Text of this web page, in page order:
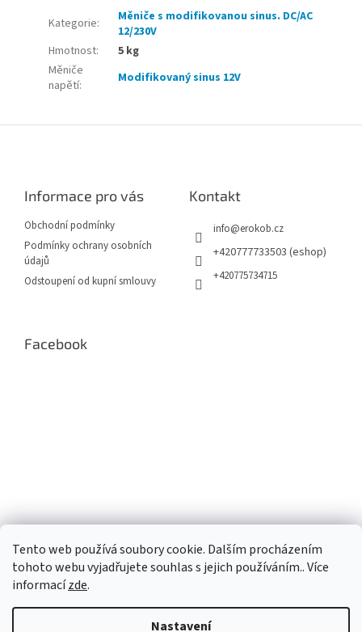
Tento web používá soubory cookie. Dalším procházením
tohoto webu vyjadřujete souhlas s jejich používáním.. Více
informacízde.
Nastavení
Kategorie:
Měniče s modifikovanou sinus. DC/AC
12/230V
Hmotnost:
5 kg
Měniče
napětí: Modifikovaný sinus 12V
Informace pro vás
Obchodní podmínky
Podmínky ochrany osobních
údajů
Odstoupení od kupní smlouvy
Kontakt
info@erokob.cz
+420777733503 (eshop)
+420775734715
Facebook